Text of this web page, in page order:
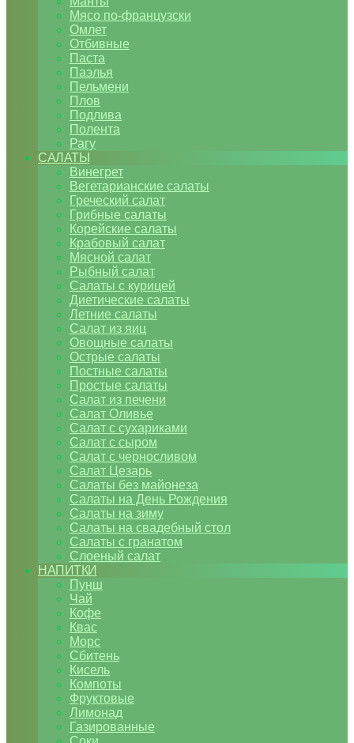
Мясо по-французски
Омлет
Отбивные
Паста
Паэлья
Пельмени
Плов
Подлива
Полента
Рагу
САЛАТЫ
Винегрет
Вегетарианские салаты
Греческий салат
Грибные салаты
Корейские салаты
Крабовый салат
Мясной салат
Рыбный салат
Салаты с курицей
Диетические салаты
Летние салаты
Салат из яиц
Овощные салаты
Острые салаты
Постные салаты
Простые салаты
Салат из печени
Салат Оливье
Салат с сухариками
Салат с сыром
Салат с черносливом
Салат Цезарь
Салаты без майонеза
Салаты на День Рождения
Салаты на зиму
Салаты на свадебный стол
Салаты с гранатом
Слоеный салат
НАПИТКИ
Пунш
Чай
Кофе
Квас
Морс
Сбитень
Кисель
Компоты
Фруктовые
Лимонад
Газированные